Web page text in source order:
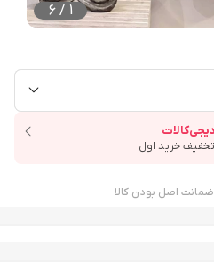
1
/
6
ضمانت اصل بودن کالا